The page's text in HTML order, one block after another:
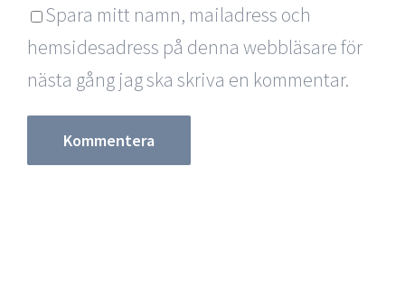
Spara mitt namn, mailadress och
hemsidesadress på denna webbläsare för
nästa gång jag ska skriva en kommentar.